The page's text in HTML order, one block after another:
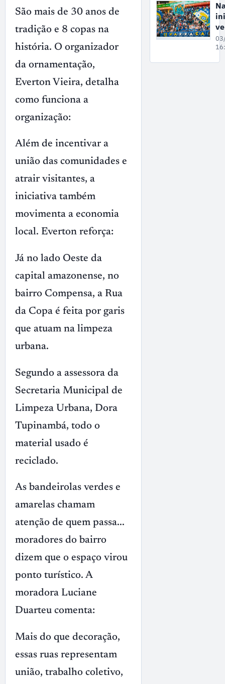
São mais de 30 anos de
tradição e 8 copas na
história. O organizador
da ornamentação,
Everton Vieira, detalha
como funciona a
organização:
Além de incentivar a
união das comunidades e
atrair visitantes, a
iniciativa também
movimenta a economia
local. Everton reforça:
Já no lado Oeste da
capital amazonense, no
bairro Compensa, a Rua
da Copa é feita por garis
que atuam na limpeza
urbana.
Segundo a assessora da
Secretaria Municipal de
Limpeza Urbana, Dora
Tupinambá, todo o
material usado é
reciclado.
As bandeirolas verdes e
amarelas chamam
atenção de quem passa...
moradores do bairro
dizem que o espaço virou
ponto turístico. A
moradora Luciane
Duarteu comenta:
Mais do que decoração,
essas ruas representam
união, trabalho coletivo,